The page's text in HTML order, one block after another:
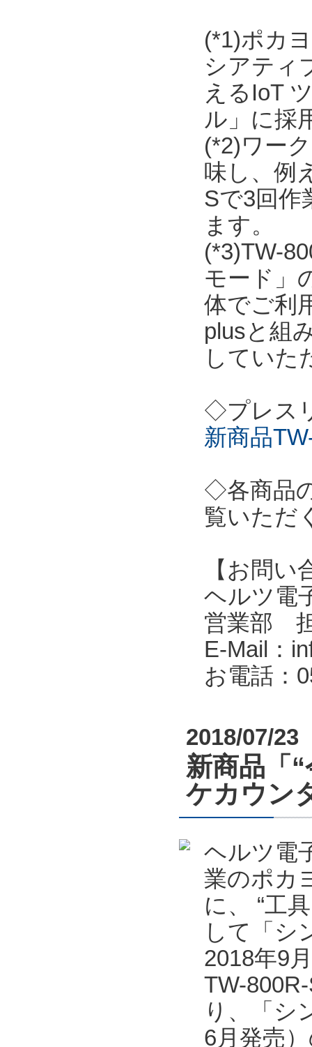
(*1)ポカ
シアティ
えるIoT
ル」に採
(*2)ワー
味し、例
Sで3回作
ます。
(*3)TW-
モード」
体でご利
plusと組
していた
◇プレス
新商品
◇各商品
覧いただ
【お問い
ヘルツ電
営業部
E-Mail：
お電話：
2018/07/23
新商品「
ケカウン
ヘルツ電
業のポカ
に、 “工
して「シ
2018年9
TW-
り、「シ
6月発売